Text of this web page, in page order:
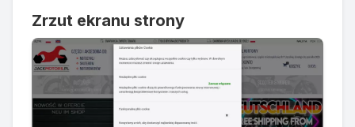
Zrzut ekranu strony